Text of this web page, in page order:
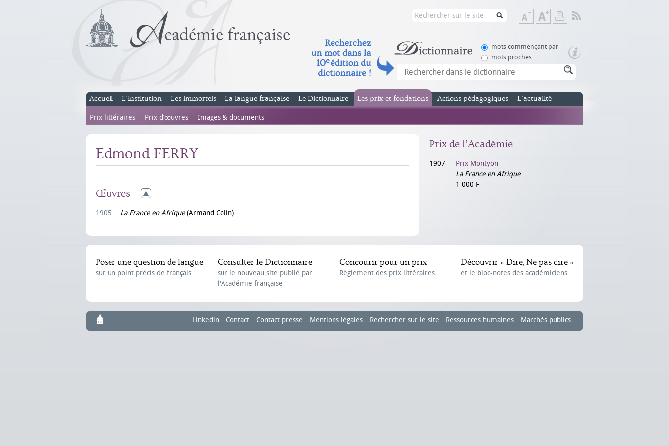
Diminuer
la
de
Augmenter
la
de
mots commençant par
mots proches
Accueil L’institution Les immortels La langue française Le Dictionnaire Les prix et fondations
Prix littéraires Prix d’œuvres Images & documents
Actions pédagogiques L’actualité
Edmond FERRY
Œuvres
1905 La France en Afrique(Armand Colin)
Prix de l’Académie
1907
Prix Montyon
La France en Afrique
1 000 F
Poser une question de langue
sur un point précis de français
Consulter le Dictionnaire
sur le nouveau site publié par
l'Académie française
Concourir pour un prix
Règlement des prix littéraires
Découvrir « Dire, Ne pas dire »
et le bloc-notes des académiciens
Linkedin Contact Contact presse Mentions légales Rechercher sur le site Ressources humaines Marchés publics